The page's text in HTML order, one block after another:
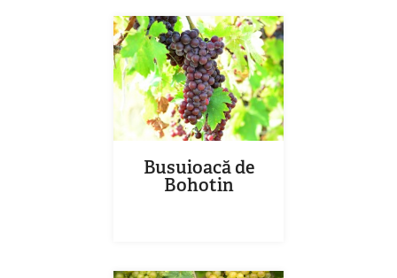
Busuioacă de
Bohotin